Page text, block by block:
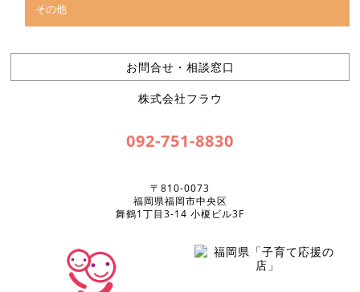
その他
お問合せ・相談窓口
株式会社フラウ
092-751-8830
〒810-0073
福岡県福岡市中央区
舞鶴1丁目3-14 小榎ビル3F